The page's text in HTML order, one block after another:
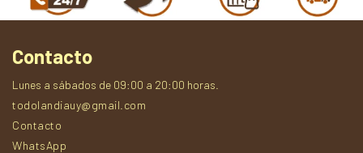
Contacto
Lunes a sábados de 09:00 a 20:00 horas.
todolandiauy@gmail.com
Contacto
WhatsApp